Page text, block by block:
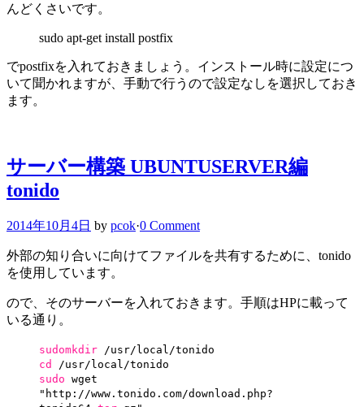
んどくさいです。
sudo apt-get install postfix
でpostfixを入れておきましょう。インストール時に設定につ
いて聞かれますが、手動で行うので設定なしを選択しておき
ます。
サーバー構築 UBUNTUSERVER編
tonido
2014年10月4日 by pcok·0 Comment
外部の知り合いに向けてファイルを共有するために、tonido
を使用しています。
ので、そのサーバーを入れておきます。手順はHPに載って
いる通り。
sudomkdir
/usr/local/tonido
cd
/usr/local/tonido
sudo wget
"http: //www .tonido.com/download .php?